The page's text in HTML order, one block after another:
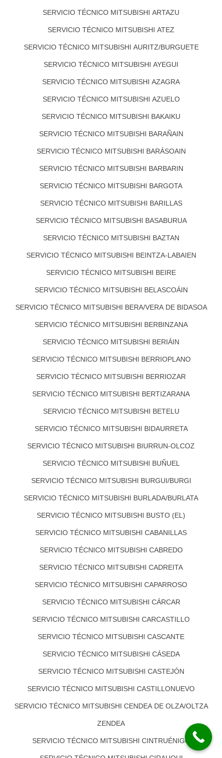
SERVICIO TÉCNICO MITSUBISHI ARTAZU
SERVICIO TÉCNICO MITSUBISHI ATEZ
SERVICIO TÉCNICO MITSUBISHI AURITZ/BURGUETE
SERVICIO TÉCNICO MITSUBISHI AYEGUI
SERVICIO TÉCNICO MITSUBISHI AZAGRA
SERVICIO TÉCNICO MITSUBISHI AZUELO
SERVICIO TÉCNICO MITSUBISHI BAKAIKU
SERVICIO TÉCNICO MITSUBISHI BARAÑAIN
SERVICIO TÉCNICO MITSUBISHI BARÁSOAIN
SERVICIO TÉCNICO MITSUBISHI BARBARIN
SERVICIO TÉCNICO MITSUBISHI BARGOTA
SERVICIO TÉCNICO MITSUBISHI BARILLAS
SERVICIO TÉCNICO MITSUBISHI BASABURUA
SERVICIO TÉCNICO MITSUBISHI BAZTAN
SERVICIO TÉCNICO MITSUBISHI BEINTZA-LABAIEN
SERVICIO TÉCNICO MITSUBISHI BEIRE
SERVICIO TÉCNICO MITSUBISHI BELASCOÁIN
SERVICIO TÉCNICO MITSUBISHI BERA/VERA DE BIDASOA
SERVICIO TÉCNICO MITSUBISHI BERBINZANA
SERVICIO TÉCNICO MITSUBISHI BERIÁIN
SERVICIO TÉCNICO MITSUBISHI BERRIOPLANO
SERVICIO TÉCNICO MITSUBISHI BERRIOZAR
SERVICIO TÉCNICO MITSUBISHI BERTIZARANA
SERVICIO TÉCNICO MITSUBISHI BETELU
SERVICIO TÉCNICO MITSUBISHI BIDAURRETA
SERVICIO TÉCNICO MITSUBISHI BIURRUN-OLCOZ
SERVICIO TÉCNICO MITSUBISHI BUÑUEL
SERVICIO TÉCNICO MITSUBISHI BURGUI/BURGI
SERVICIO TÉCNICO MITSUBISHI BURLADA/BURLATA
SERVICIO TÉCNICO MITSUBISHI BUSTO (EL)
SERVICIO TÉCNICO MITSUBISHI CABANILLAS
SERVICIO TÉCNICO MITSUBISHI CABREDO
SERVICIO TÉCNICO MITSUBISHI CADREITA
SERVICIO TÉCNICO MITSUBISHI CAPARROSO
SERVICIO TÉCNICO MITSUBISHI CÁRCAR
SERVICIO TÉCNICO MITSUBISHI CARCASTILLO
SERVICIO TÉCNICO MITSUBISHI CASCANTE
SERVICIO TÉCNICO MITSUBISHI CÁSEDA
SERVICIO TÉCNICO MITSUBISHI CASTEJÓN
SERVICIO TÉCNICO MITSUBISHI CASTILLONUEVO
SERVICIO TÉCNICO MITSUBISHI CENDEA DE OLZA/OLTZA
ZENDEA
SERVICIO TÉCNICO MITSUBISHI CINTRUÉNIGO